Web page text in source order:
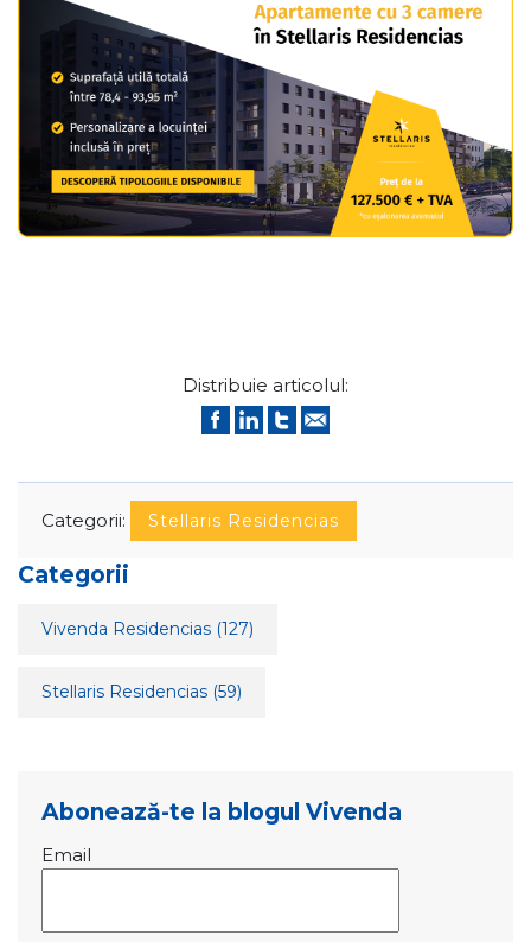
Distribuie articolul:
Categorii: Stellaris Residencias
Categorii
Vivenda Residencias (127)
Stellaris Residencias (59)
Abonează-te la blogul Vivenda
Email